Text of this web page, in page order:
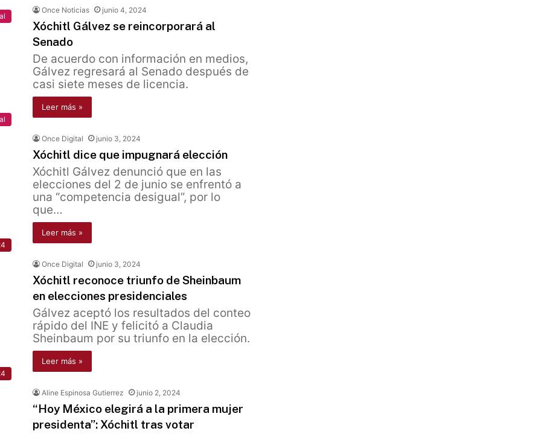
Once Noticias junio 4, 2024
Xóchitl Gálvez se reincorporará al
Senado
De acuerdo con información en medios,
Gálvez regresará al Senado después de
casi siete meses de licencia.
Leer más »
Once Digital junio 3, 2024
Xóchitl dice que impugnará elección
Xóchitl Gálvez denunció que en las
elecciones del 2 de junio se enfrentó a
una “competencia desigual”, por lo
que…
Leer más »
Once Digital junio 3, 2024
Xóchitl reconoce triunfo de Sheinbaum
en elecciones presidenciales
Gálvez aceptó los resultados del conteo
rápido del INE y felicitó a Claudia
Sheinbaum por su triunfo en la elección.
Leer más »
Aline Espinosa Gutierrez junio 2, 2024
“Hoy México elegirá a la primera mujer
presidenta”: Xóchitl tras votar